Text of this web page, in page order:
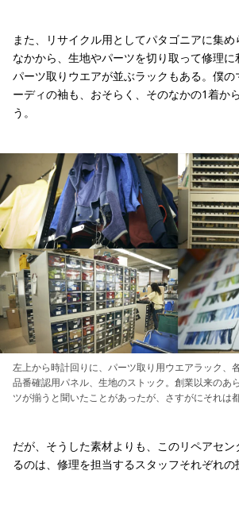
また、リサイクル用としてパタゴニアに集
なかから、生地やパーツを切り取って修理
パーツ取りウエアが並ぶラックもある。僕
ーディの袖も、おそらく、そのなかの1着か
う。
左上から時計回りに、パーツ取り用ウエアラック、
品番確認用パネル、生地のストック。創業以来のあ
ツが揃うと聞いたことがあったが、さすがにそれは
だが、そうした素材よりも、このリペアセ
るのは、修理を担当するスタッフそれぞれの